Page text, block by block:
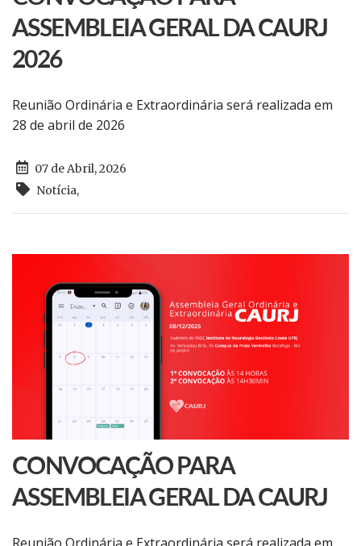
ASSEMBLEIA GERAL DA CAURJ
2026
Reunião Ordinária e Extraordinária será realizada em
28 de abril de 2026
07 de Abril, 2026
Notícia,
CONVOCAÇÃO PARA
ASSEMBLEIA GERAL DA CAURJ